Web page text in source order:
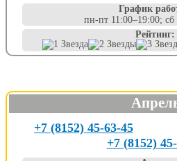
График
пн-пт 11:00–19:00; сб
Рейтинг:
+7 (8152) 45-63-45
+7 (8152)